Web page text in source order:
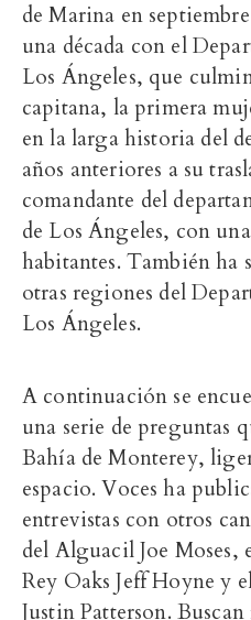
de Marina en
una década con el
Los Ángeles, que
capitana, la primera
en la larga historia del
años anteriores a su
comandante del
de Los Ángeles, con
habitantes. También ha
otras regiones del
Los Ángeles.
A continuación se
una serie de preguntas
Bahía de Monterey,
espacio. Voces ha
entrevistas con otros
del Alguacil Joe Moses,
Rey Oaks Jeff Hoyne y
Justin Patterson.